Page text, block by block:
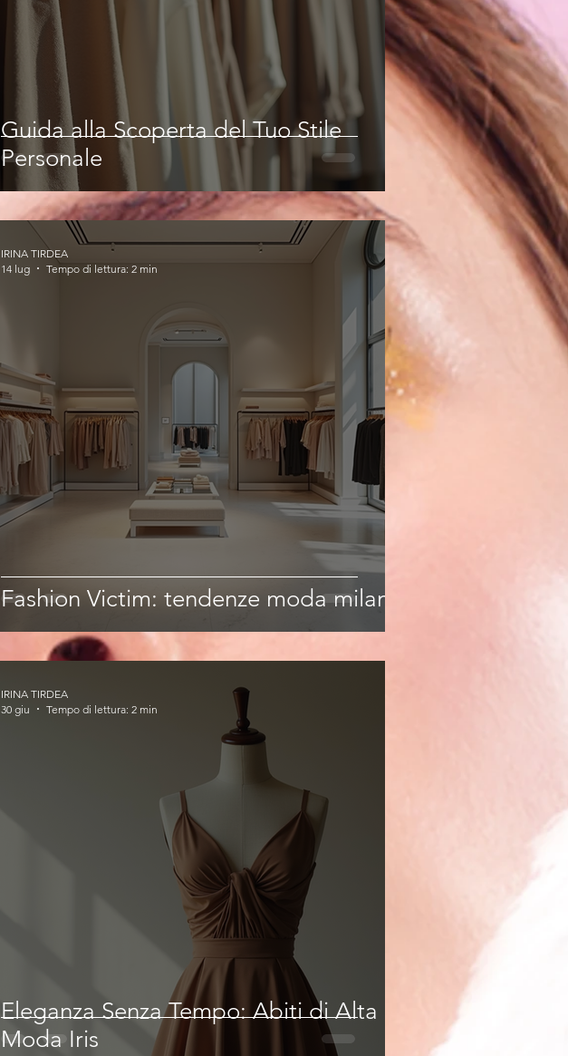
Guida alla Scoperta del Tuo Stile
Personale
Fashion Victim: tendenze moda milano
IRINA TIRDEA
14 lug
Tempo di lettura: 2 min
Eleganza Senza Tempo: Abiti di Alta
Moda Iris
IRINA TIRDEA
30 giu
Tempo di lettura: 2 min